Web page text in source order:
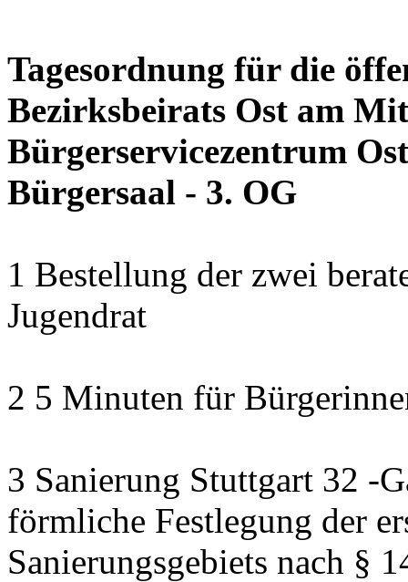
Tagesordnung für die
Bezirksbeirats Ost am
Bürgerservicezentrum
Bürgersaal - 3. OG
1 Bestellung der zwei
Jugendrat
2 5 Minuten für
3 Sanierung Stuttgart 32 -
förmliche Festlegung der
Sanierungsgebiets nach §